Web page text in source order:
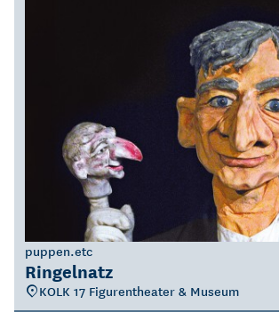
puppen.etc
Ringelnatz
KOLK 17 Figurentheater & Museum